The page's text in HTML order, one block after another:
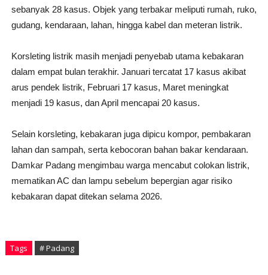
sebanyak 28 kasus. Objek yang terbakar meliputi rumah, ruko,
gudang, kendaraan, lahan, hingga kabel dan meteran listrik.
Korsleting listrik masih menjadi penyebab utama kebakaran
dalam empat bulan terakhir. Januari tercatat 17 kasus akibat
arus pendek listrik, Februari 17 kasus, Maret meningkat
menjadi 19 kasus, dan April mencapai 20 kasus.
Selain korsleting, kebakaran juga dipicu kompor, pembakaran
lahan dan sampah, serta kebocoran bahan bakar kendaraan.
Damkar Padang mengimbau warga mencabut colokan listrik,
mematikan AC dan lampu sebelum bepergian agar risiko
kebakaran dapat ditekan selama 2026.
Tags # Padang